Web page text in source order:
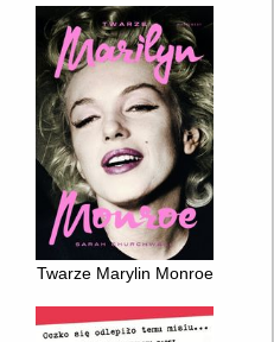
Twarze Marylin Monroe